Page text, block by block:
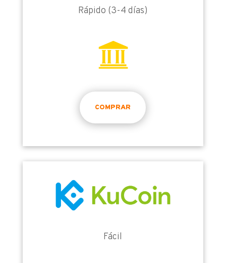
Rápido (3-4 días)
COMPRAR
Fácil